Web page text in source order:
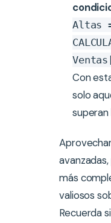
Altas
Con
solo
más
valiosos
Recuerda